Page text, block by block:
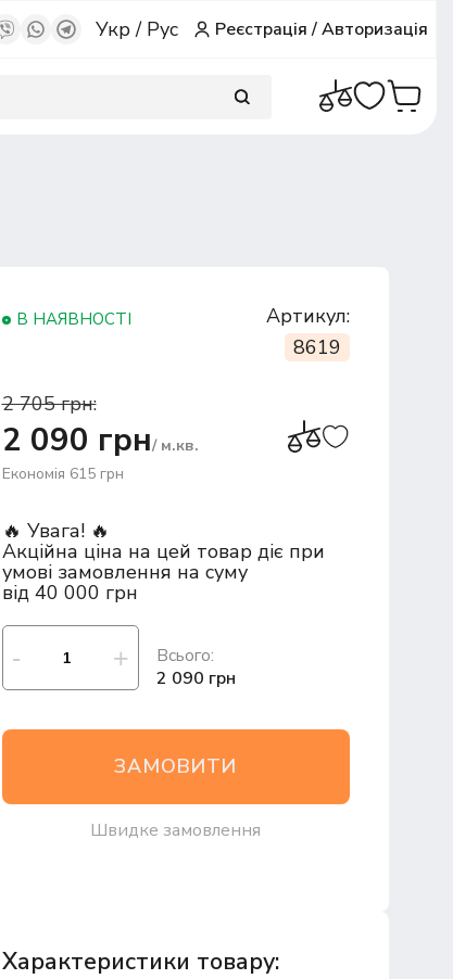
Укр/ Рус Реєстрація/Авторизація
В НАЯВНОСТІ
Артикул:
8619
2 705 грн:
2 090 грн/ м.кв.
Економія 615 грн
🔥 Увага! 🔥
Акційна ціна на цей товар діє при
умові замовлення на суму
від 40 000 грн
Всього:
2 090 грн
ЗАМОВИТИ
Швидке замовлення
Характеристики товару: